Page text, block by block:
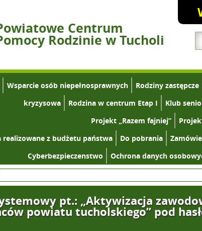
Centrum
Rodzinie w Tucholi
Wsparcie osób niepełnosprawnych Rodziny zastępcze
kryzysowa
Rodzina w centrum Etap I Klub
Projekt „Razem fajniej”
realizowane z budżetu państwa
Do pobrania
Cyberbezpieczenstwo
Ochrona danych
pt.: „Aktywizacja
powiatu tucholskiego” pod